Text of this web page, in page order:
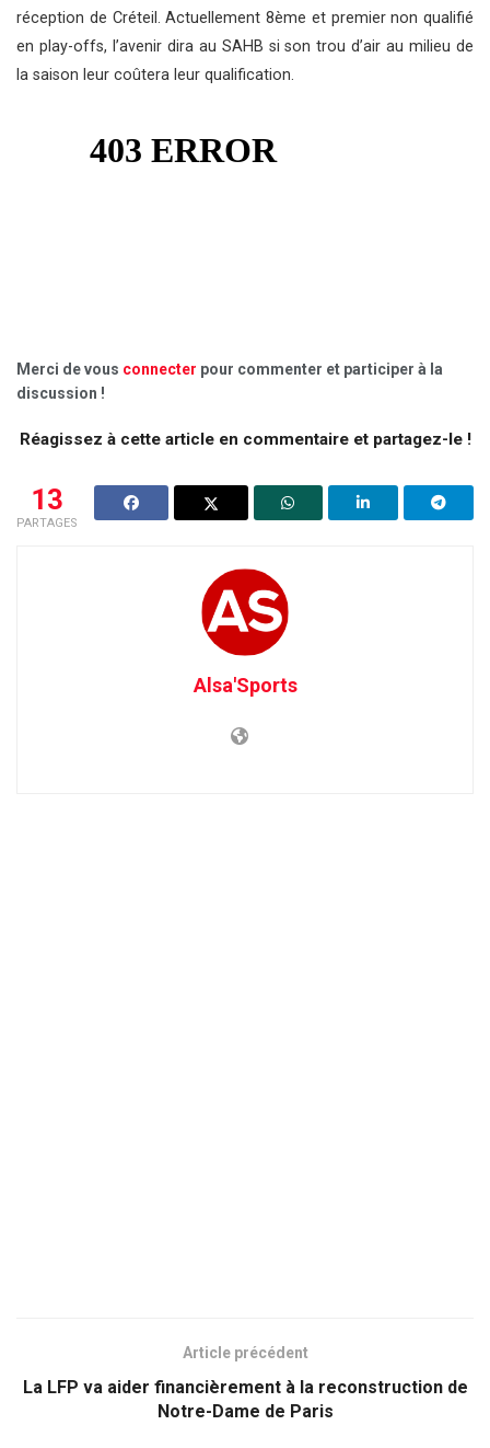
réception de Créteil. Actuellement 8ème et premier non qualifié
en play-offs, l’avenir dira au SAHB si son trou d’air au milieu de
la saison leur coûtera leur qualification.
Merci de vous connecter pour commenter et participer à la
discussion !
Réagissez à cette article en commentaire et partagez-le !
13
PARTAGES
Alsa'Sports
Article précédent
La LFP va aider financièrement à la reconstruction de
Notre-Dame de Paris